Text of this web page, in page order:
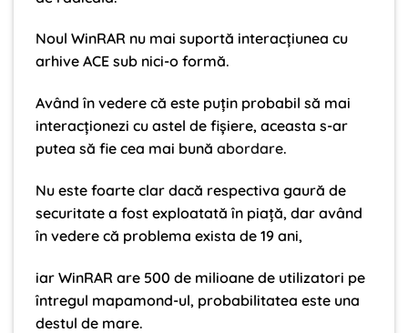
Noul WinRAR nu mai suportă interacțiunea cu
arhive ACE sub nici-o formă.
Având în vedere că este puțin probabil să mai
interacționezi cu astel de fișiere, aceasta s-ar
putea să fie cea mai bună abordare.
Nu este foarte clar dacă respectiva gaură de
securitate a fost exploatată în piață, dar având
în vedere că problema exista de 19 ani,
iar WinRAR are 500 de milioane de utilizatori pe
întregul mapamond-ul, probabilitatea este una
destul de mare.